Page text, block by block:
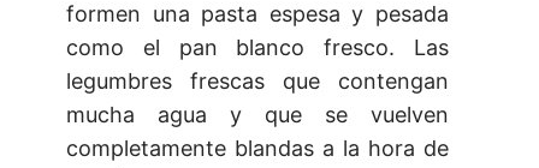
formen una pasta espesa y pesada
como el pan blanco fresco. Las
legumbres frescas que contengan
mucha agua y que se vuelven
completamente blandas a la hora de